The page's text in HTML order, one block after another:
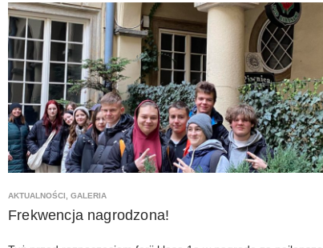
AKTUALNOŚCI ,GALERIA
Frekwencja nagrodzona!